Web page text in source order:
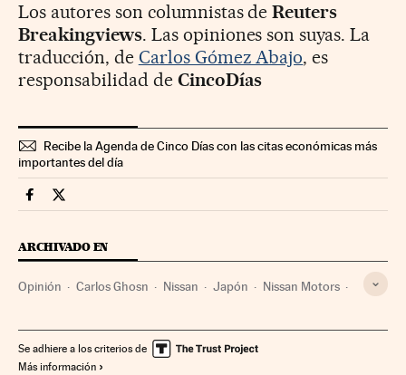
Los autores son columnistas deReuters
Breakingviews. Las opiniones son suyas. La
traducción, de Carlos Gómez Abajo, es
responsabilidad de CincoDías
Recibe la Agenda de Cinco Días con las citas económicas más
importantes del día
Opinion Cinco Días en Facebook
Opinion Cinco Días en Twitter
ARCHIVADO EN
Opinión Carlos Ghosn Nissan Japón Nissan Motors
Asia Empresas Economía Industria
Se adhiere a los criterios de
Más información